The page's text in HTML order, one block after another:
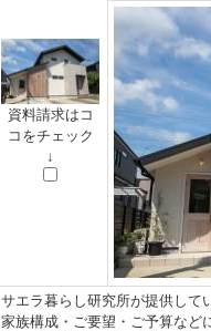
資料請求はコ
コをチェック
↓
サエラ暮らし研究所が提供して
家族構成・ご要望・ご予算など